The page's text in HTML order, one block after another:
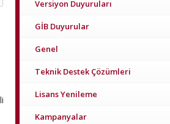
Versiyon Duyuruları
GİB Duyurular
Genel
Teknik Destek Çözümleri
Lisans Yenileme
Kampanyalar